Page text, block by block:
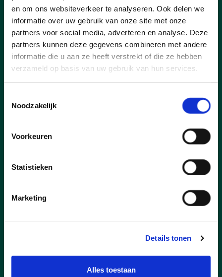
en om ons websiteverkeer te analyseren. Ook delen we
informatie over uw gebruik van onze site met onze
partners voor social media, adverteren en analyse. Deze
partners kunnen deze gegevens combineren met andere
informatie die u aan ze heeft verstrekt of die ze hebben
verzameld op basis van uw gebruik van hun services.
Noodzakelijk
Voorkeuren
Statistieken
Marketing
Details tonen
Alles toestaan
Meerjarenplan 2026-2031:
sterke gemeenschap
uitdagingen.
resultaat is op maat van Wuustwezel
niemand los en zetten in op zij die mee
is met fierheid dat burgemeester
Wouters op de gemeenteraad van 1
december het meerjarenplan